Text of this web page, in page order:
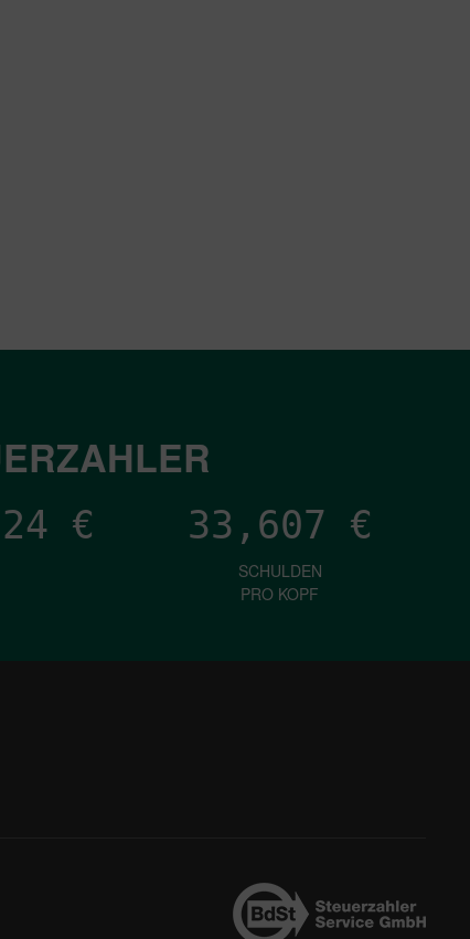
€ 33,607 €
SCHULDEN
PRO KOPF